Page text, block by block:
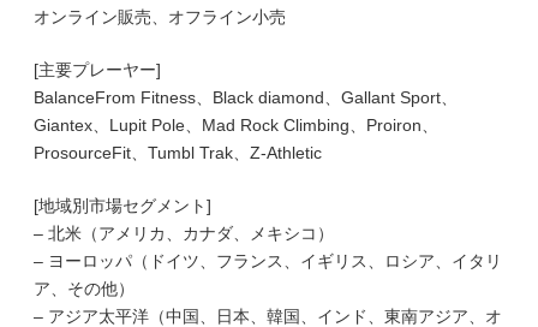
オンライン販売、オフライン小売
[主要プレーヤー]
BalanceFrom Fitness、Black diamond、Gallant Sport、
Giantex、Lupit Pole、Mad Rock Climbing、Proiron、
ProsourceFit、Tumbl Trak、Z-Athletic
[地域別市場セグメント]
– 北米（アメリカ、カナダ、メキシコ）
– ヨーロッパ（ドイツ、フランス、イギリス、ロシア、イタリ
ア、その他）
– アジア太平洋（中国、日本、韓国、インド、東南アジア、オ